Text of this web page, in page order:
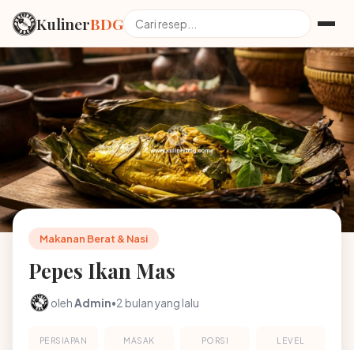
KulinerBDG
Makanan Berat & Nasi
Pepes Ikan Mas
olehAdmin•2 bulan yang lalu
PERSIAPAN MASAK PORSI LEVEL